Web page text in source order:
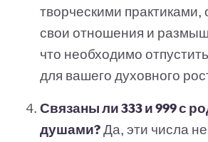
творческими практиками,
свои отношения и
что необходимо
для вашего духовного
Связаны ли 333 и 999 с
душами?Да, эти числа